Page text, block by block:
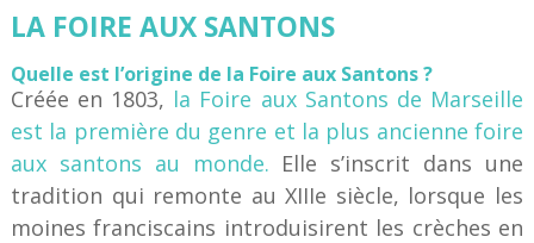
LA FOIRE AUX SANTONS
Quelle est l’origine de la Foire aux Santons ?
Créée en 1803, la Foire aux Santons de Marseille
est la première du genre et la plus ancienne foire
aux santons au monde. Elle s’inscrit dans une
tradition qui remonte au XIIIe siècle, lorsque les
moines franciscains introduisirent les crèches en